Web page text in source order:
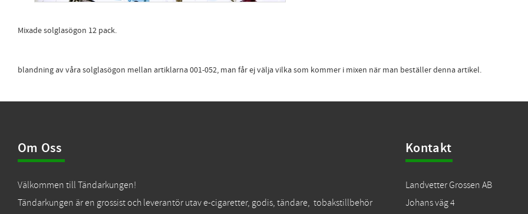
Mixade solglasögon 12 pack.
blandning av våra solglasögon mellan artiklarna 001-052, man får ej välja vilka som kommer i mixen när man beställer denna artikel.
Om Oss
Välkommen till Tändarkungen!
Tändarkungen är en grossist och leverantör utav e-cigaretter, godis, tändare, tobakstillbehör
Kontakt
Landvetter Grossen AB
Johans väg 4